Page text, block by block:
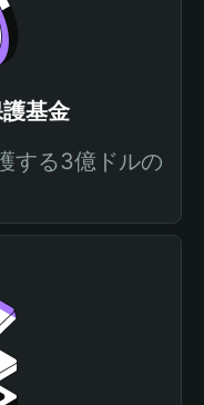
基金
する3億ドルの